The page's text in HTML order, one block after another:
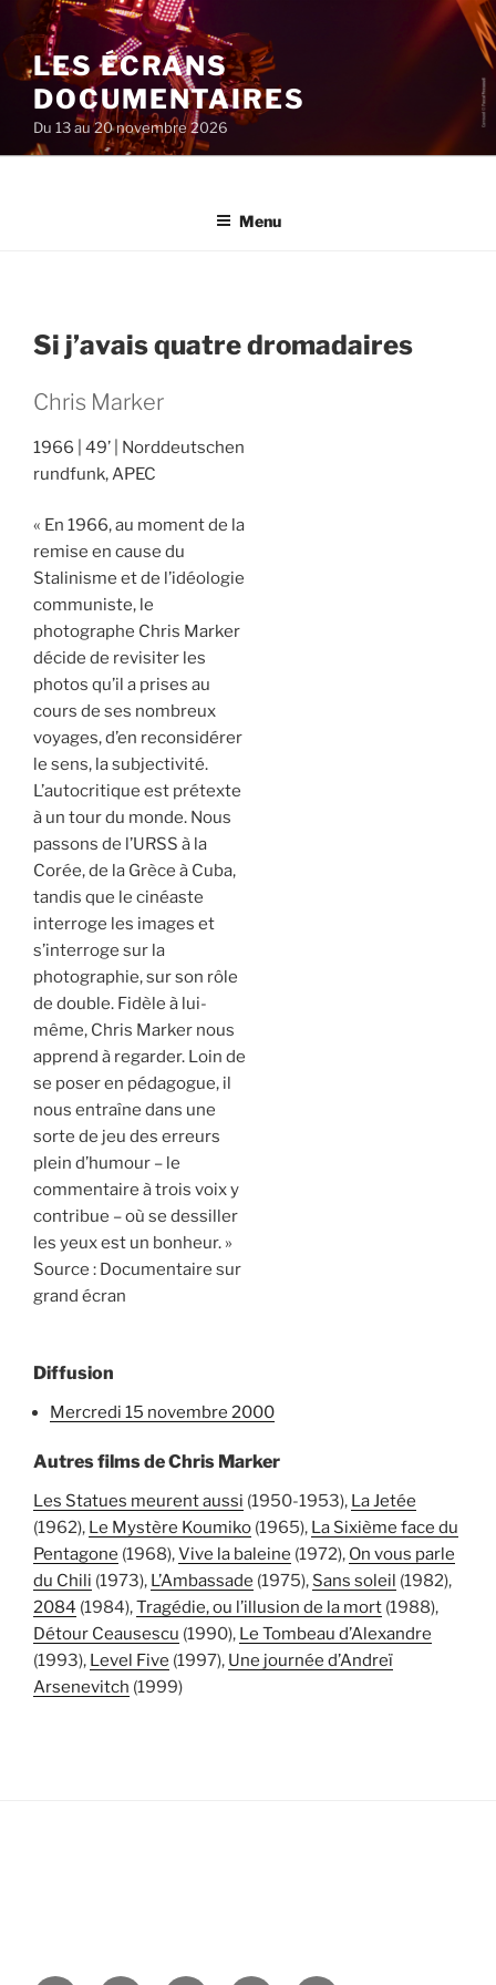
au
contenu
principal
LES ÉCRANS
DOCUMENTAIRES
Du 13 au 20 novembre 2026
Menu
Si j’avais quatre dromadaires
Chris Marker
1966 49’
Norddeutschen
rundfunk, APEC
« En 1966, au moment de la
remise en cause du
Stalinisme et de l’idéologie
communiste, le
photographe Chris Marker
décide de revisiter les
photos qu’il a prises au
cours de ses nombreux
voyages, d’en reconsidérer
le sens, la subjectivité.
L’autocritique est prétexte
à un tour du monde. Nous
passons de l’URSS à la
Corée, de la Grèce à Cuba,
tandis que le cinéaste
interroge les images et
s’interroge sur la
photographie, sur son rôle
de double. Fidèle à lui-
même, Chris Marker nous
apprend à regarder. Loin de
se poser en pédagogue, il
nous entraîne dans une
sorte de jeu des erreurs
plein d’humour – le
commentaire à trois voix y
contribue – où se dessiller
les yeux est un bonheur. »
Source : Documentaire sur
grand écran
Diffusion
mercredi 15 novembre 2000
Autres films de Chris Marker
Les Statues meurent aussi (1950-1953), La Jetée
(1962), Le Mystère Koumiko (1965), La Sixième face du
Pentagone (1968),Vive la baleine (1972), On vous parle
du Chili (1973), L’Ambassade (1975), Sans soleil (1982),
2084 (1984),Tragédie, ou l’illusion de la mort (1988),
Détour Ceausescu (1990), Le Tombeau d’Alexandre
(1993), Level Five (1997), Une journée d’Andreï
Arsenevitch (1999)